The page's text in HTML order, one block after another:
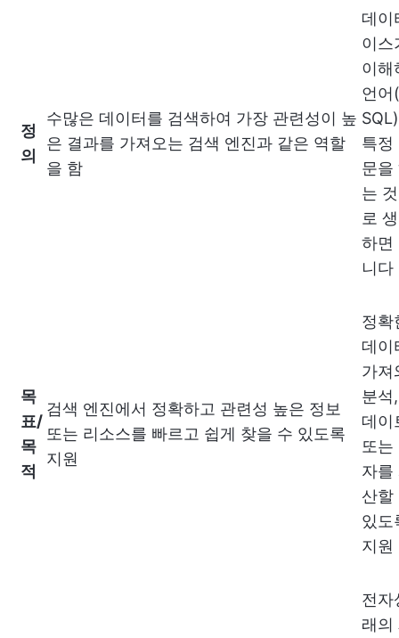
정
의
수많은 데이터를 검색하여 가장 관련성이 높
은 결과를 가져오는 검색 엔진과 같은 역할
을 함
데이
이스
이해
언어
특정
문을
는
로
하면
니다
목
표/
목
적
검색 엔진에서 정확하고 관련성 높은 정보
또는 리소스를 빠르고 쉽게 찾을 수 있도록
지원
정확
데이
가져
분석
데이
또는
자를
산할
있도
지원
전자
래의